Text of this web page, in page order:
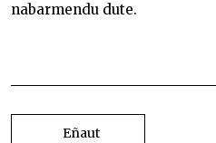
nabarmendu dute.
BIDALKETETAN
ZEHAREñaut